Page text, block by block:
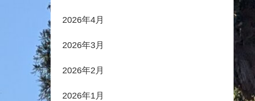
2026年4月
2026年3月
2026年2月
2026年1月